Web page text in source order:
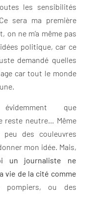
les sensibilités
sera ma première
on ne m’a même pas
politique, car ce
demandé quelles
car tout le monde
que
reste neutre… Même
des couleuvres
mon idée. Mais,
un journaliste ne
vie de la cité comme
pompiers, ou des